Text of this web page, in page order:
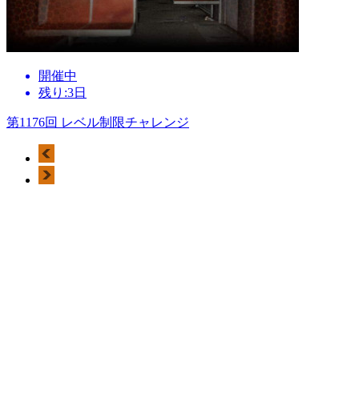
開催中
残り:3日
第1176回 レベル制限チャレンジ